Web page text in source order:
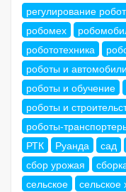
регулирование
робомех
робототехника
роботы и автомобили
роботы и обучение
роботы и
роботы-
РТК
Руанда сад
сбор урожая
сельское
сельское